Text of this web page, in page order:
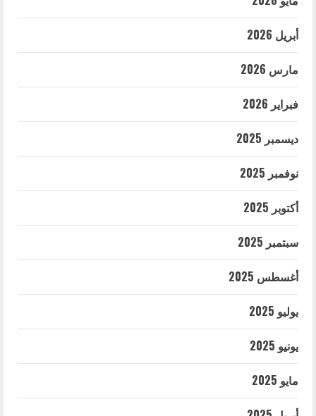
أبريل 2026
مارس 2026
فبراير 2026
ديسمبر 2025
نوفمبر 2025
أكتوبر 2025
سبتمبر 2025
أغسطس 2025
يوليو 2025
يونيو 2025
مايو 2025